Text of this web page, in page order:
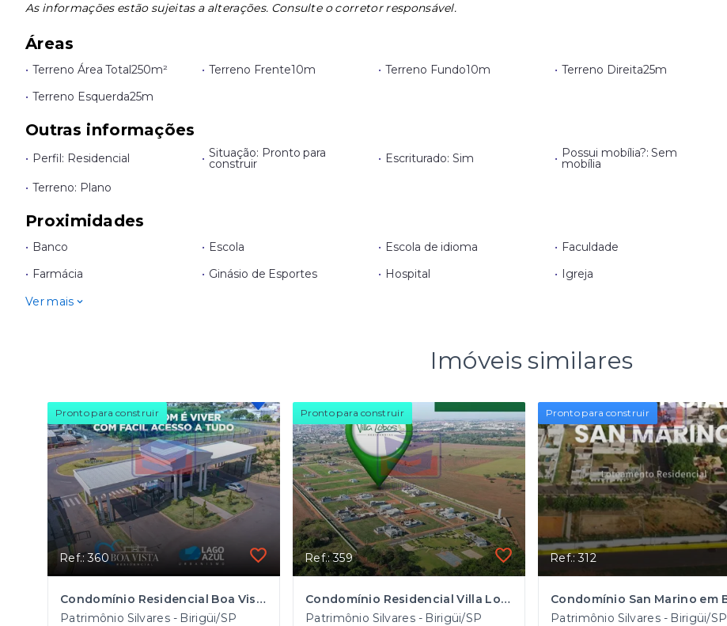
As informações estão sujeitas a alterações. Consulte o corretor responsável.
Áreas
• Terreno Área Total250m² • Terreno Frente10m • Terreno Fundo10m • Terreno Direita25m
• Terreno Esquerda25m
Outras informações
• Perfil: Residencial • Situação: Pronto para
construir • Escriturado: Sim • Possui mobília?: Sem
mobília
• Terreno: Plano
Proximidades
• Banco • Escola • Escola de idioma • Faculdade
• Farmácia • Ginásio de Esportes • Hospital • Igreja
Ver mais
Imóveis similares
Pronto para construir
Ref.: 360
Condomínio Residencial Boa Vista em Birigui
Patrimônio Silvares - Birigüi/SP
Pronto para construir
Ref.: 359
Condomínio Residencial Villa Lobos em Birigui
Patrimônio Silvares - Birigüi/SP
Pronto para construir
Ref.: 312
Patrimônio Silvares - Birigüi/SP